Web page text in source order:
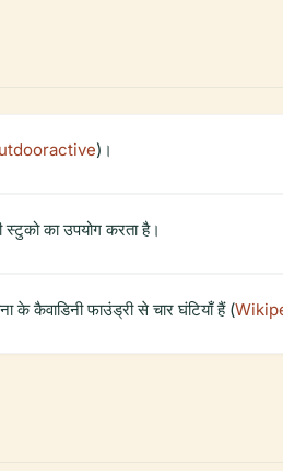
)।
का उपयोग करता है।
के कैवाडिनी फाउंड्री से चार घंटियाँ हैं (